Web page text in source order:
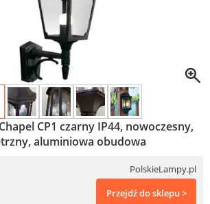
CP1 czarny IP44, nowoczesny,
aluminiowa obudowa
PolskieLampy.pl
Przejdź do sklepu >